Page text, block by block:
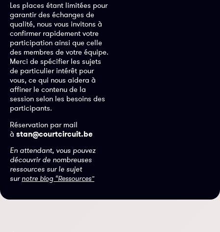
Les places étant limitées pour
garantir des échanges de
qualité, nous vous invitons à
confirmer rapidement votre
participation ainsi que celle
des membres de votre équipe.
Merci de spécifier les sujets
de particulier intérêt pour
vous, ce qui nous aidera à
affiner le contenu de la
session selon les besoins des
participants.
Réservation par mail
à stan@courtcircuit.be
En attendant, vous pouvez
découvrir de nombreuses
ressources sur le sujet
sur notre blog “Ressources”